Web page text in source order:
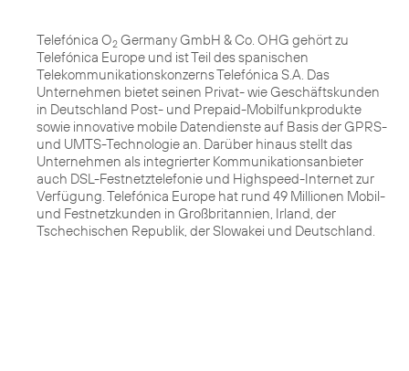
Telefónica O2 Germany GmbH & Co. OHG gehört zu
Telefónica Europe und ist Teil des spanischen
Telekommunikationskonzerns Telefónica S.A. Das
Unternehmen bietet seinen Privat- wie Geschäftskunden
in Deutschland Post- und Prepaid-Mobilfunkprodukte
sowie innovative mobile Datendienste auf Basis der GPRS-
und UMTS-Technologie an. Darüber hinaus stellt das
Unternehmen als integrierter Kommunikationsanbieter
auch DSL-Festnetztelefonie und Highspeed-Internet zur
Verfügung. Telefónica Europe hat rund 49 Millionen Mobil-
und Festnetzkunden in Großbritannien, Irland, der
Tschechischen Republik, der Slowakei und Deutschland.